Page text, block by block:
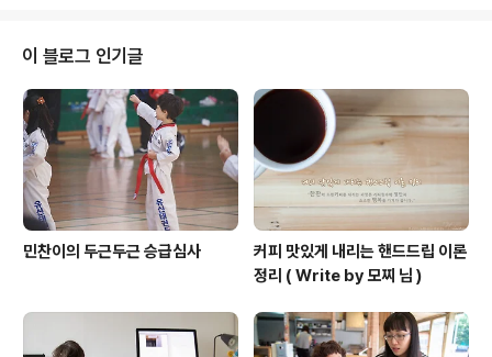
이 블로그 인기글
민찬이의 두근두근 승급심사
커피 맛있게 내리는 핸드드립 이론
정리 ( Write by 모찌 님 )